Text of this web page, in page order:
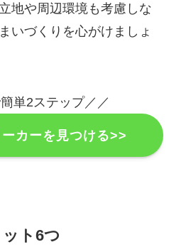
地や周辺環境も考慮しな
いづくりを心がけましょ
単2ステップ／／
カーを見つける>>
ト6つ